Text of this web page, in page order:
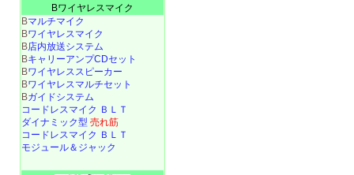
Bワイヤレスマイク
Bマルチマイク
Bワイヤレスマイク
B店内放送システム
BキャリーアンプCDセット
Bワイヤレススピーカー
Bワイヤレスマルチセット
Bガイドシステム
コードレスマイク ＢＬＴ
ダイナミック型 売れ筋
コードレスマイク ＢＬＴ
モジュール＆ジャック